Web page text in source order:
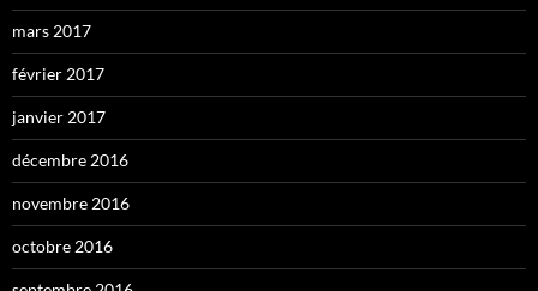
mars 2017
février 2017
janvier 2017
décembre 2016
novembre 2016
octobre 2016